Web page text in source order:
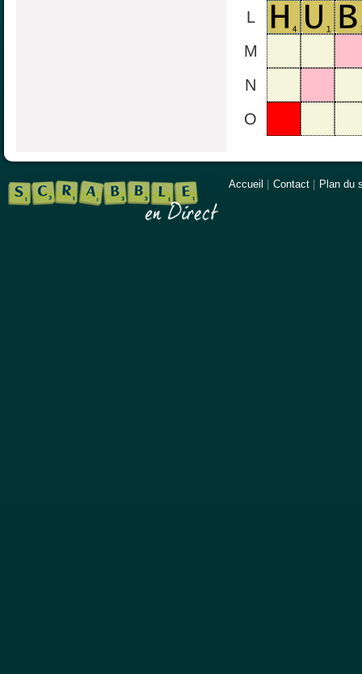
L
M
N
O
Accueil Contact Plan du